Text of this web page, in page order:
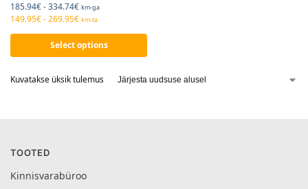
185.94€-334.74€ km-ga
149.95€-269.95€ km-ta
Select options
Kuvatakse üksik tulemus
TOOTED
Kinnisvarabüroo